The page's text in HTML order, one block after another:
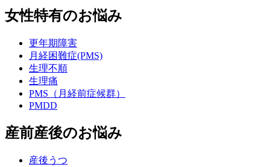
女性特有のお悩み
更年期障害
月経困難症(PMS)
生理不順
生理痛
PMS（月経前症候群）
PMDD
産前産後のお悩み
産後うつ